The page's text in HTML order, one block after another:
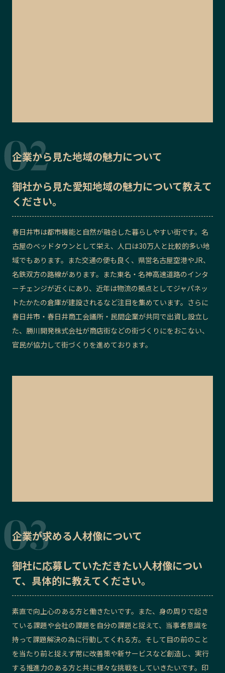
企業から見た地域の魅力について
御社から見た愛知地域の魅力について教えて
ください。
春日井市は都市機能と自然が融合した暮らしやすい街です。名
古屋のベッドタウンとして栄え、人口は30万人と比較的多い地
域でもあります。また交通の便も良く、県営名古屋空港やJR、
名鉄双方の路線があります。また東名・名神高速道路のインタ
ーチェンジが近くにあり、近年は物流の拠点としてジャパネッ
トたかたの倉庫が建設されるなど注目を集めています。さらに
春日井市・春日井商工会議所・民間企業が共同で出資し設立し
た、勝川開発株式会社が商店街などの街づくりにをおこない、
官民が協力して街づくりを進めております。
企業が求める人材像について
御社に応募していただきたい人材像につい
て、具体的に教えてください。
素直で向上心のある方と働きたいです。また、身の周りで起き
ている課題や会社の課題を自分の課題と捉えて、当事者意識を
持って課題解決の為に行動してくれる方。そして目の前のこと
を当たり前と捉えず常に改善策や新サービスなど創造し、実行
する推進力のある方と共に様々な挑戦をしていきたいです。印